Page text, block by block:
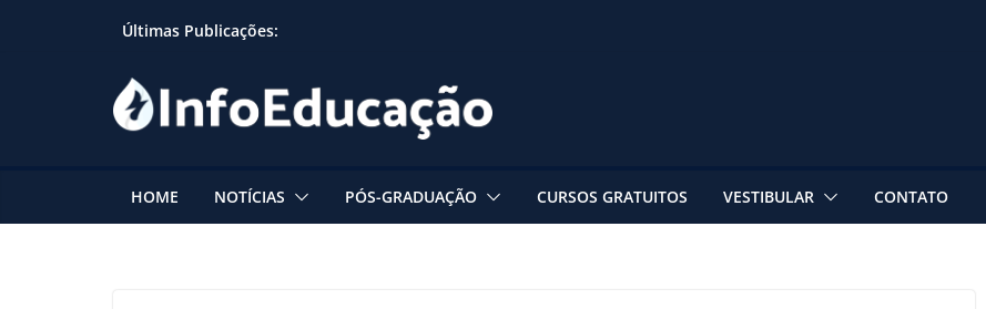
Últimas Publicações:
HOME NOTÍCIAS PÓS-GRADUAÇÃO CURSOS GRATUITOS VESTIBULAR CONTATO